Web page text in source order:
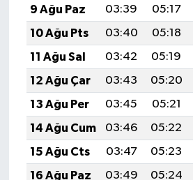
9 Ağu Paz
03:39 05:17
10 Ağu Pts
03:40 05:18
11 Ağu Sal
03:42 05:19
12 Ağu Çar
03:43 05:20
13 Ağu Per
03:45 05:21
14 Ağu Cum
03:46 05:22
15 Ağu Cts
03:47 05:23
16 Ağu Paz
03:49 05:24